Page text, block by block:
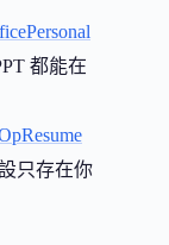
都能在
只存在你